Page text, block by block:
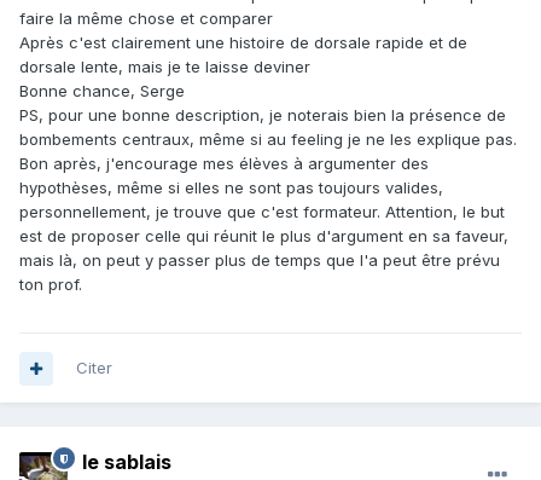
faire la même chose et comparer
Après c'est clairement une histoire de dorsale rapide et de
dorsale lente, mais je te laisse deviner
Bonne chance, Serge
PS, pour une bonne description, je noterais bien la présence de
bombements centraux, même si au feeling je ne les explique pas.
Bon après, j'encourage mes élèves à argumenter des
hypothèses, même si elles ne sont pas toujours valides,
personnellement, je trouve que c'est formateur. Attention, le but
est de proposer celle qui réunit le plus d'argument en sa faveur,
mais là, on peut y passer plus de temps que l'a peut être prévu
ton prof.
Citer
le sablais